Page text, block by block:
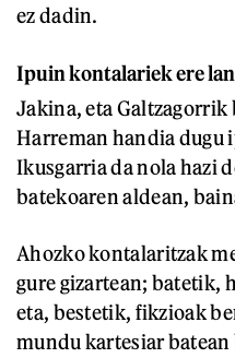
ez dadin.
Ipuin kontalariek ere
Jakina, eta
Harreman handia
Ikusgarria da nola hazi
batekoaren aldean,
Ahozko kontalaritzak
gure gizartean; batetik,
eta, bestetik, fikzioak
mundu kartesiar